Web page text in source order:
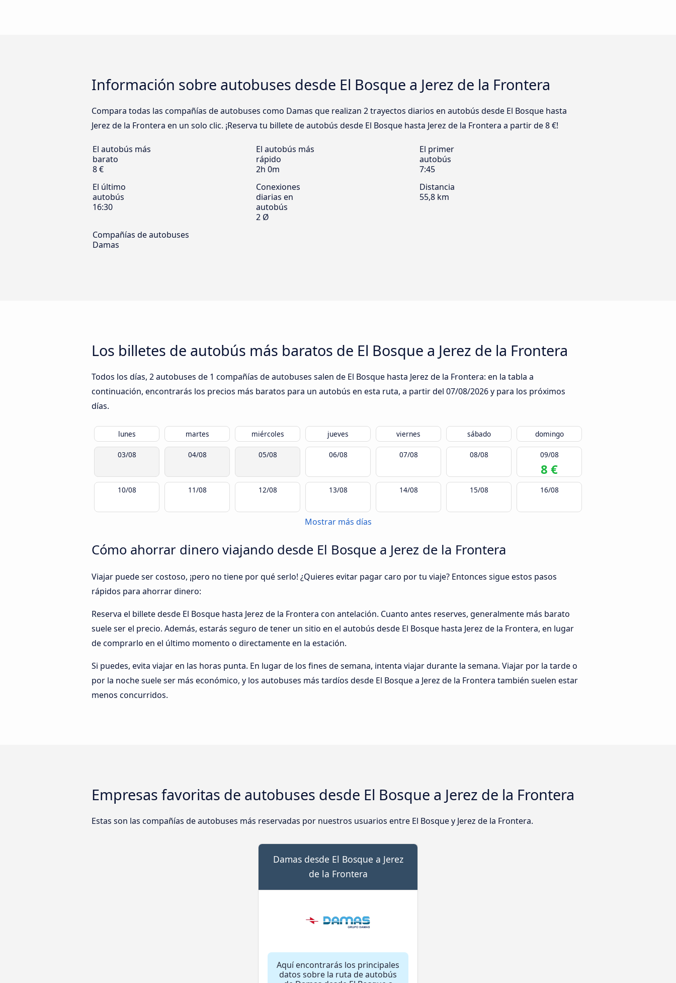
Información sobre autobuses desde El Bosque a Jerez de la Frontera
Compara todas las compañías de autobuses como Damas que realizan 2 trayectos diarios en autobús desde El Bosque hasta
Jerez de la Frontera en un solo clic. ¡Reserva tu billete de autobús desde El Bosque hasta Jerez de la Frontera a partir de 8 €!
El autobús más
barato
8 €
El autobús más
rápido
2h 0m
El primer
autobús
7:45
El último
autobús
16:30
Conexiones
diarias en
autobús
2 Ø
Distancia
55,8 km
Compañías de autobuses
Damas
Los billetes de autobús más baratos de El Bosque a Jerez de la Frontera
Todos los días, 2 autobuses de 1 compañías de autobuses salen de El Bosque hasta Jerez de la Frontera: en la tabla a
continuación, encontrarás los precios más baratos para un autobús en esta ruta, a partir del 07/08/2026y para los próximos
días.
lunes martes miércoles jueves viernes sábado domingo
03/08 04/08 05/08 06/08 07/08 08/08 09/08
8 €
10/08 11/08 12/08 13/08 14/08 15/08 16/08
Mostrar más días
Cómo ahorrar dinero viajando desde El Bosque a Jerez de la Frontera
Viajar puede ser costoso, ¡pero no tiene por qué serlo! ¿Quieres evitar pagar caro por tu viaje? Entonces sigue estos pasos
rápidos para ahorrar dinero:
Reserva el billete desde El Bosque hasta Jerez de la Frontera con antelación. Cuanto antes reserves, generalmente más barato
suele ser el precio. Además, estarás seguro de tener un sitio en el autobús desde El Bosque hasta Jerez de la Frontera, en lugar
de comprarlo en el último momento o directamente en la estación.
Si puedes, evita viajar en las horas punta. En lugar de los fines de semana, intenta viajar durante la semana. Viajar por la tarde o
por la noche suele ser más económico, y los autobuses más tardíos desde El Bosque a Jerez de la Frontera también suelen estar
menos concurridos.
Empresas favoritas de autobuses desde El Bosque a Jerez de la Frontera
Estas son las compañías de autobuses más reservadas por nuestros usuarios entre El Bosque y Jerez de la Frontera.
Damas desde El Bosque a Jerez
de la Frontera
Aquí encontrarás los principales
datos sobre la ruta de autobús